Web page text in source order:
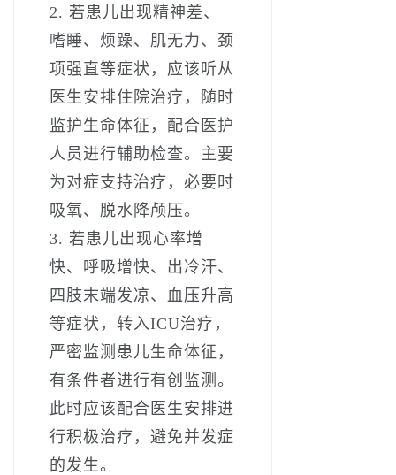
2. 若患儿出现精神差、
嗜睡、烦躁、肌无力、颈
项强直等症状，应该听从
医生安排住院治疗，随时
监护生命体征，配合医护
人员进行辅助检查。主要
为对症支持治疗，必要时
吸氧、脱水降颅压。
3. 若患儿出现心率增
快、呼吸增快、出冷汗、
四肢末端发凉、血压升高
等症状，转入ICU治疗，
严密监测患儿生命体征，
有条件者进行有创监测。
此时应该配合医生安排进
行积极治疗，避免并发症
的发生。